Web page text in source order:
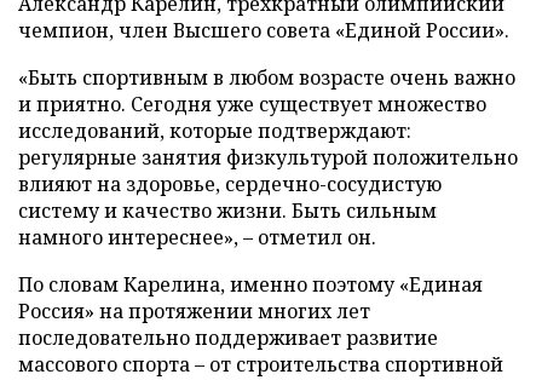
чемпион, член Высшего совета «Единой России».
«Быть спортивным в любом возрасте очень важно
и приятно. Сегодня уже существует множество
исследований, которые подтверждают:
регулярные занятия физкультурой положительно
влияют на здоровье, сердечно-сосудистую
систему и качество жизни. Быть сильным
намного интереснее», – отметил он.
По словам Карелина, именно поэтому «Единая
Россия» на протяжении многих лет
последовательно поддерживает развитие
массового спорта – от строительства спортивной